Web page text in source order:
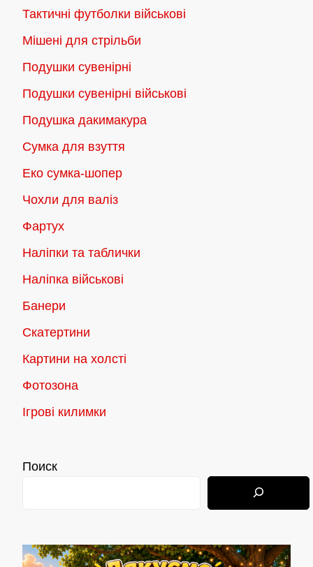
Тактичні футболки військові
Мішені для стрільби
Подушки сувенірні
Подушки сувенірні військові
Подушка дакимакура
Сумка для взуття
Еко сумка-шопер
Чохли для валіз
Фартух
Наліпки та таблички
Наліпка військові
Банери
Скатертини
Картини на холсті
Фотозона
Ігрові килимки
Поиск